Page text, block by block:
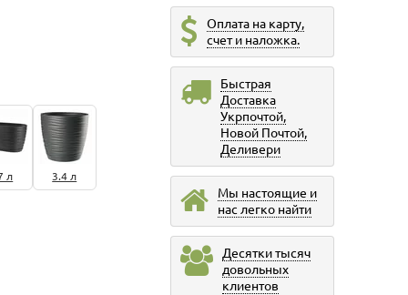
л 3.4 л
Оплата на карту,
счет и наложка.
Быстрая
Доставка
Укрпочтой,
Новой Почтой,
Деливери
Мы настоящие и
нас легко найти
Десятки тысяч
довольных
клиентов